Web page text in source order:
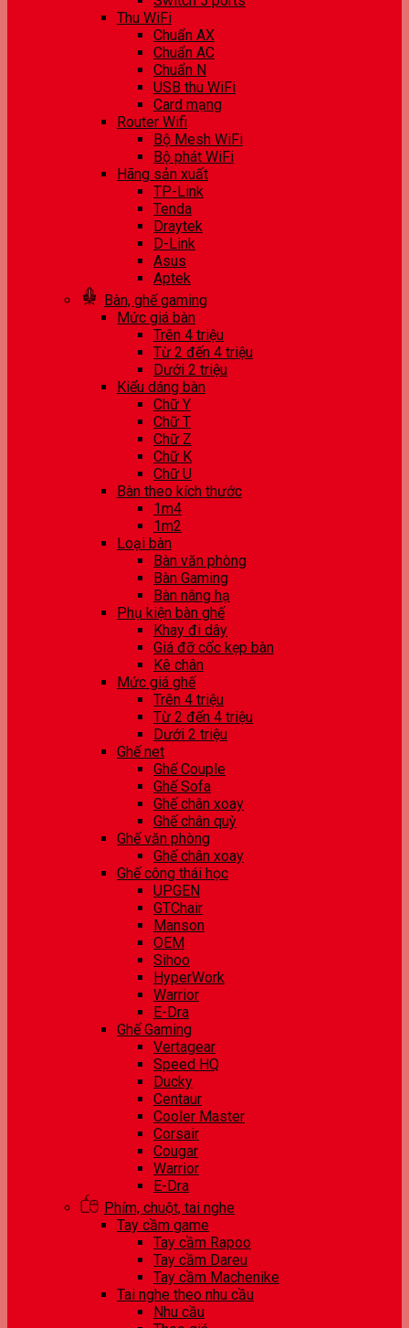
Thu WiFi
Chuẩn AX
Chuẩn AC
Chuẩn N
USB thu WiFi
Card mạng
Router Wifi
Bộ Mesh WiFi
Bộ phát WiFi
Hãng sản xuất
TP-Link
Tenda
Draytek
D-Link
Asus
Aptek
Bàn, ghế gaming
Mức giá bàn
Trên 4 triệu
Từ 2 đến 4 triệu
Dưới 2 triệu
Kiểu dáng bàn
Chữ Y
Chữ T
Chữ Z
Chữ K
Chữ U
Bàn theo kích thước
1m4
1m2
Loại bàn
Bàn văn phòng
Bàn Gaming
Bàn nâng hạ
Phụ kiện bàn ghế
Khay đi dây
Giá đỡ cốc kẹp bàn
Kê chân
Mức giá ghế
Trên 4 triệu
Từ 2 đến 4 triệu
Dưới 2 triệu
Ghế net
Ghế Couple
Ghế Sofa
Ghế chân xoay
Ghế chân quỳ
Ghế văn phòng
Ghế chân xoay
Ghế công thái học
UPGEN
GTChair
Manson
OEM
Sihoo
HyperWork
Warrior
E-Dra
Ghế Gaming
Vertagear
Speed HQ
Ducky
Centaur
Cooler Master
Corsair
Cougar
Warrior
E-Dra
Phím, chuột, tai nghe
Tay cầm game
Tay cầm Rapoo
Tay cầm Dareu
Tay cầm Machenike
Tai nghe theo nhu cầu
Nhu cầu